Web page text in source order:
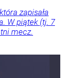
zapisała
W piątek (tj. 7
mecz.